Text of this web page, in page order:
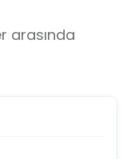
arasında